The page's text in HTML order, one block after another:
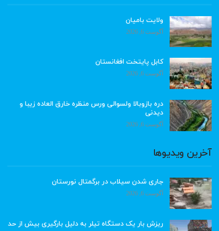
ولایت بامیان
آگوست 6, 2026
کابل پایتخت افغانستان
آگوست 6, 2026
دره بازوبالا ولسوالی ورس منظره خارق العاده زیبا و
دیدنی
آگوست 6, 2026
آخرین ویدیوها
جاری شدن سیلاب در برگمتال نورستان
آگوست 6, 2026
ریزش بار یک دستگاه تیلر به دلیل بارگیری بیش از حد